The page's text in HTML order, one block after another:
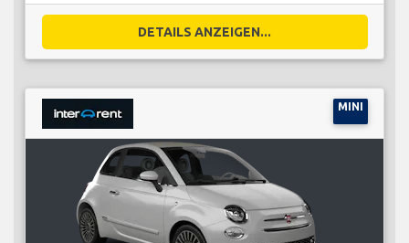
DETAILS ANZEIGEN...
MINI